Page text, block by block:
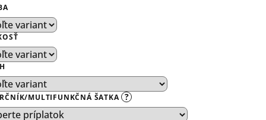
MULTIFUNKČNÁ ŠATKA ?